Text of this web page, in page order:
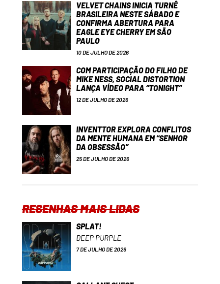
VELVET CHAINS INICIA TURNÊ
BRASILEIRA NESTE SÁBADO E
CONFIRMA ABERTURA PARA
EAGLE EYE CHERRY EM SÃO
PAULO
10 DE JULHO DE 2026
COM PARTICIPAÇÃO DO FILHO DE
MIKE NESS, SOCIAL DISTORTION
LANÇA VÍDEO PARA “TONIGHT”
12 DE JULHO DE 2026
INVENTTOR EXPLORA CONFLITOS
DA MENTE HUMANA EM “SENHOR
DA OBSESSÃO”
25 DE JULHO DE 2026
RESENHAS MAIS LIDAS
SPLAT!
DEEP PURPLE
7 DE JULHO DE 2026